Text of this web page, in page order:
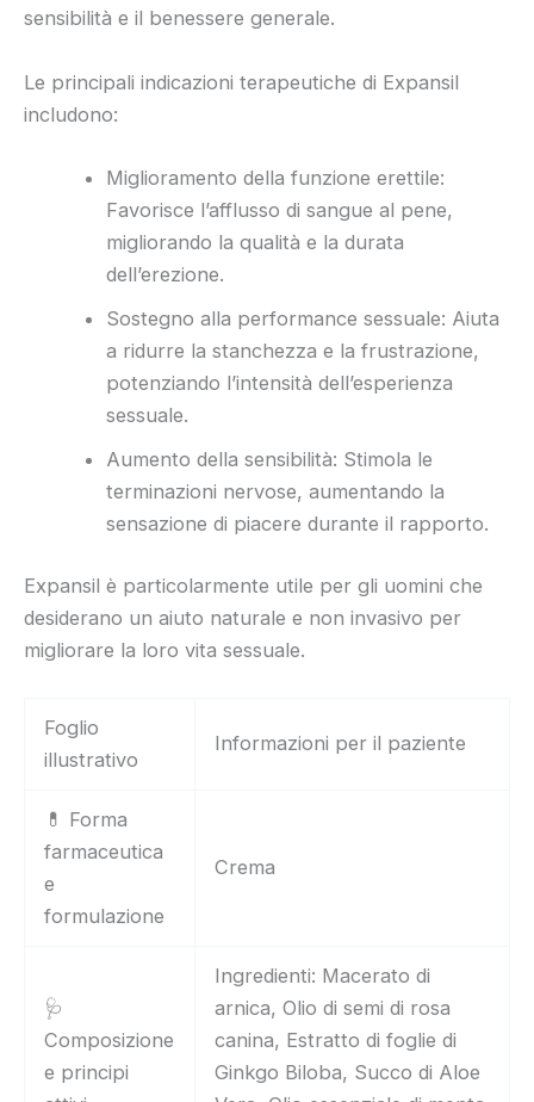
sensibilità e il benessere generale.
Le principali indicazioni terapeutiche di Expansil
includono:
Miglioramento della funzione erettile:
Favorisce l’afflusso di sangue al pene,
migliorando la qualità e la durata
dell’erezione.
Sostegno alla performance sessuale: Aiuta
a ridurre la stanchezza e la frustrazione,
potenziando l’intensità dell’esperienza
sessuale.
Aumento della sensibilità: Stimola le
terminazioni nervose, aumentando la
sensazione di piacere durante il rapporto.
Expansil è particolarmente utile per gli uomini che
desiderano un aiuto naturale e non invasivo per
migliorare la loro vita sessuale.
Foglio
illustrativo
Informazioni per il paziente
💊 Forma
farmaceutica
e
formulazione
Crema
🩺
Composizione
e principi
Ingredienti: Macerato di
arnica, Olio di semi di rosa
canina, Estratto di foglie di
Ginkgo Biloba, Succo di Aloe